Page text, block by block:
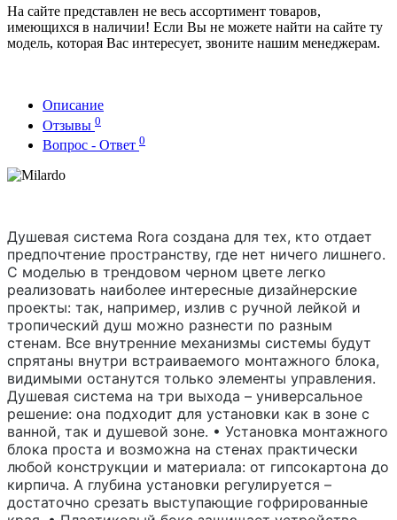
На сайте представлен не весь ассортимент товаров,
имеющихся в наличии! Если Вы не можете найти на сайте ту
модель, которая Вас интересует, звоните нашим менеджерам.
Описание
Отзывы 0
Вопрос - Ответ 0
Душевая система Rora создана для тех, кто отдает
предпочтение пространству, где нет ничего лишнего.
С моделью в трендовом черном цвете легко
реализовать наиболее интересные дизайнерские
проекты: так, например, излив с ручной лейкой и
тропический душ можно разнести по разным
стенам. Все внутренние механизмы системы будут
спрятаны внутри встраиваемого монтажного блока,
видимыми останутся только элементы управления.
Душевая система на три выхода – универсальное
решение: она подходит для установки как в зоне с
ванной, так и душевой зоне. • Установка монтажного
блока проста и возможна на стенах практически
любой конструкции и материала: от гипсокартона до
кирпича. А глубина установки регулируется –
достаточно срезать выступающие гофрированные